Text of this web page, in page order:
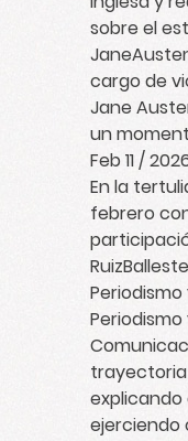
sobre el
cargo de
Jane
un
Feb 11 /
En la
febrero
Periodismo
ejerciendo